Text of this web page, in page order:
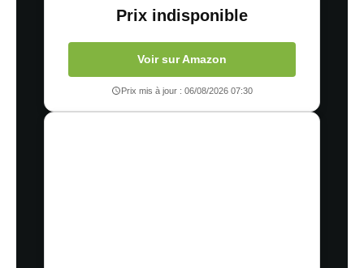
Prix indisponible
Voir sur Amazon
Prix mis à jour : 06/08/2026 07:30